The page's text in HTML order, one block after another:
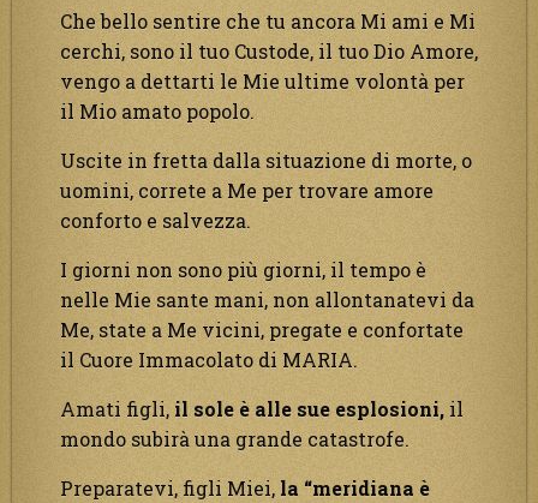
Che bello sentire che tu ancora Mi ami e Mi
cerchi, sono il tuo Custode, il tuo Dio Amore,
vengo a dettarti le Mie ultime volontà per
il Mio amato popolo.
Uscite in fretta dalla situazione di morte, o
uomini, correte a Me per trovare amore
conforto e salvezza.
I giorni non sono più giorni, il tempo è
nelle Mie sante mani, non allontanatevi da
Me, state a Me vicini, pregate e confortate
il Cuore Immacolato di MARIA.
Amati figli, il sole è alle sue esplosioni, il
mondo subirà una grande catastrofe.
Preparatevi, figli Miei, la “meridiana è